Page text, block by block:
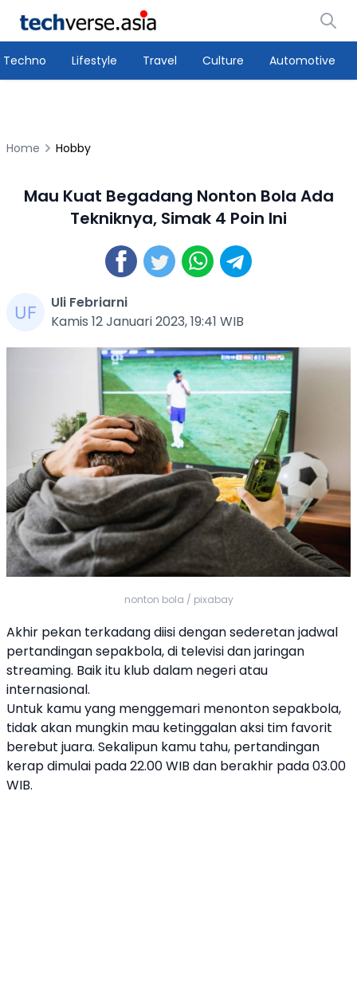
Techno Lifestyle Travel Culture Automotive
Home Hobby
Mau Kuat Begadang Nonton Bola Ada
Tekniknya, Simak 4 Poin Ini
Uli Febriarni
Kamis 12 Januari 2023, 19:41 WIB
nonton bola / pixabay
Akhir pekan terkadang diisi dengan sederetan jadwal
pertandingan sepakbola, di televisi dan jaringan
streaming. Baik itu klub dalam negeri atau
internasional.
Untuk kamu yang menggemari menonton sepakbola,
tidak akan mungkin mau ketinggalan aksi tim favorit
berebut juara. Sekalipun kamu tahu, pertandingan
kerap dimulai pada 22.00 WIB dan berakhir pada 03.00
WIB.